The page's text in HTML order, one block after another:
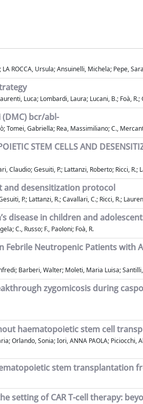
Ursula; Ansuinelli, Michela; Pepe,
Luca; Lombardi, Laura; Lucani, B.; Foà, R.;
bcr/abl-
Gabriella; Rea, Massimiliano; C.,
STEM CELLS AND
Claudio; Gesuiti, P.; Lattanzi, Roberto; Ricci, R.;
and desensitization protocol
P.; Lattanzi, R.; Cavallari, C.; Ricci, R.;
in children and
C., Russo; F., Paoloni; Foà, R.
Neutropenic Patients with
Barberi, Walter; Moleti, Maria Luisa;
zygomicosis during
haematopoietic stem cell
Orlando, Sonia; Iori, ANNA PAOLA;
stem transplantation
setting of CAR T-cell therapy: